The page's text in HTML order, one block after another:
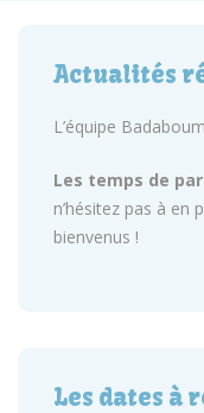
Actualités
L’équipe
Les temps de
n’hésitez pas à en
bienvenus !
Les dates à